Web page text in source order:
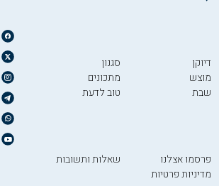
דיוקן
מוצש
שבת
סגנון
מתכונים
טוב לדעת
פרסמו אצלנו
מדיניות פרטיות
שאלות ותשובות